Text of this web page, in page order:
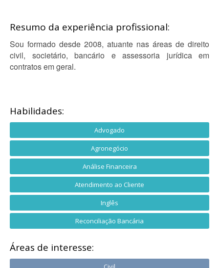
Resumo da experiência profissional:
Sou formado desde 2008, atuante nas áreas de direito
civil, societário, bancário e assessoria jurídica em
contratos em geral.
Habilidades:
Advogado
Agronegócio
Análise Financeira
Atendimento ao Cliente
Inglês
Reconciliação Bancária
Áreas de interesse: